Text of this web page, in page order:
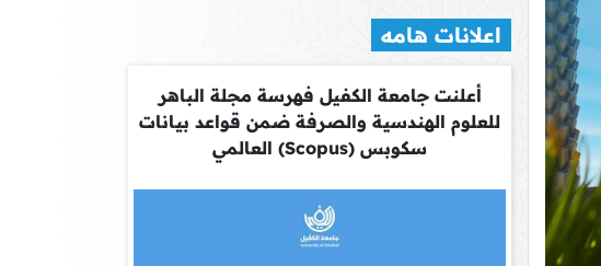
اعلانات هامه
أعلنت جامعة الكفيل فهرسة مجلة الباهر
للعلوم الهندسية والصرفة ضمن قواعد بيانات
سكوبس (Scopus) العالمي